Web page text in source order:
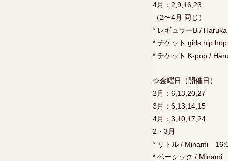
4月：2,9,16,23
（2〜4月 同じ）
* レギュラーB /
* チケット girls hip
* チケット K-pop /
☆金曜日（開催日）
2月：6,13,20,27
3月：6,13,14,15
4月：3,10,17,24
2・3月
* リトル / Minami
* ベーシック /